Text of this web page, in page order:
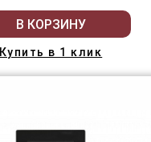
В КОРЗИНУ
Купить в 1 клик